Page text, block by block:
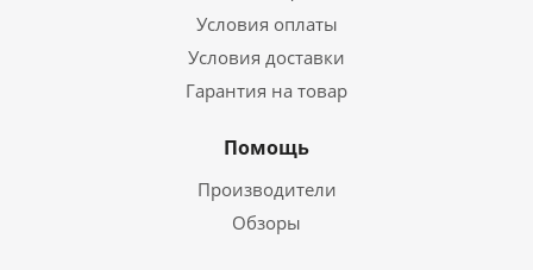
Условия оплаты
Условия доставки
Гарантия на товар
Помощь
Производители
Обзоры